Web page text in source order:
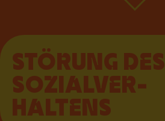
STÖRUNG DES
SO­ZI­AL­VER­
HAL­TENS